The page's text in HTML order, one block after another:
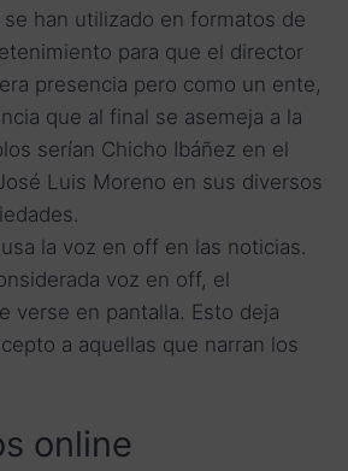
han utilizado en formatos de
para que el director
presencia pero como un ente,
que al final se asemeja a la
serían Chicho Ibáñez en el
Luis Moreno en sus diversos
la voz en off en las noticias.
voz en off, el
verse en pantalla. Esto deja
a aquellas que narran los
online